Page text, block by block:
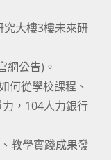
大樓3樓未來研
網公告)。
何從學校課程、
，104人力銀行
教學實踐成果發